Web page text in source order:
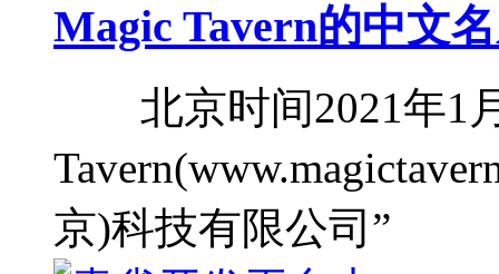
Magic Tavern的中文
北京时间2021年1月
京)科技有限公司”